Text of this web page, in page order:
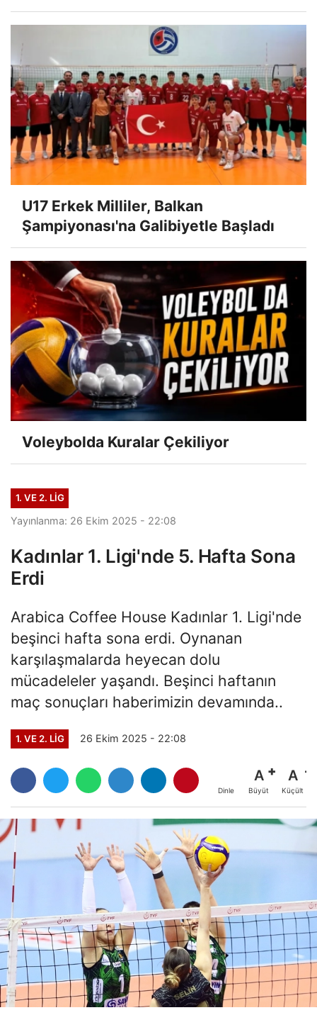
U17 Erkek Milliler, Balkan
Şampiyonası'na Galibiyetle Başladı
Voleybolda Kuralar Çekiliyor
1. VE 2. LIG
Yayınlanma: 26 Ekim 2025 - 22:08
Kadınlar 1. Ligi'nde 5. Hafta Sona
Erdi
Arabica Coffee House Kadınlar 1. Ligi'nde
beşinci hafta sona erdi. Oynanan
karşılaşmalarda heyecan dolu
mücadeleler yaşandı. Beşinci haftanın
maç sonuçları haberimizin devamında..
1. VE 2. LIG 26 Ekim 2025 - 22:08
Dinle
A
Büyüt
A
Küçült